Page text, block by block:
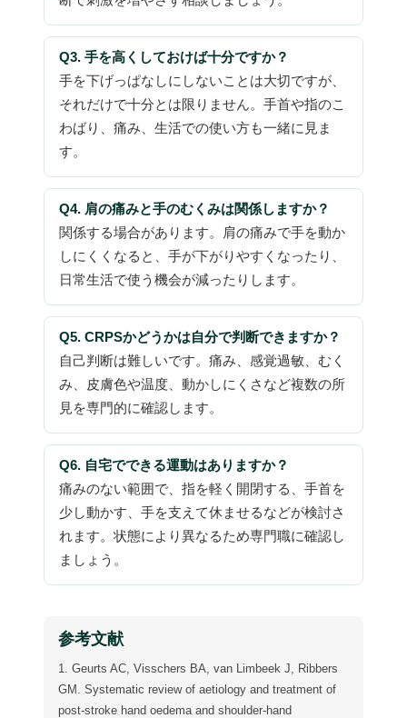
Q3. 手を高くしておけば十分ですか？
手を下げっぱなしにしないことは大切ですが、
それだけで十分とは限りません。手首や指のこ
わばり、痛み、生活での使い方も一緒に見ま
す。
Q4. 肩の痛みと手のむくみは関係しますか？
関係する場合があります。肩の痛みで手を動か
しにくくなると、手が下がりやすくなったり、
日常生活で使う機会が減ったりします。
Q5. CRPSかどうかは自分で判断できますか？
自己判断は難しいです。痛み、感覚過敏、むく
み、皮膚色や温度、動かしにくさなど複数の所
見を専門的に確認します。
Q6. 自宅でできる運動はありますか？
痛みのない範囲で、指を軽く開閉する、手首を
少し動かす、手を支えて休ませるなどが検討さ
れます。状態により異なるため専門職に確認し
ましょう。
参考文献
1. Geurts AC, Visschers BA, van Limbeek J, Ribbers
GM. Systematic review of aetiology and treatment of
post-stroke hand oedema and shoulder-hand